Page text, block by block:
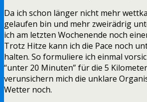
Da ich schon länger nicht mehr
gelaufen bin und mehr zweirädrig
ich am letzten Wochenende noch
Trotz Hitze kann ich die Pace noch
halten. So formuliere ich einmal
“unter 20 Minuten” für die 5
verunsichern mich die unklare
Wetter noch.